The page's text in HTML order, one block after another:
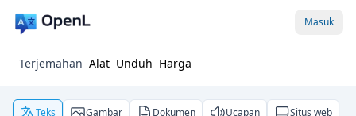
Masuk
Terjemahan Alat Unduh Harga
Teks Gambar Dokumen Ucapan Situs web